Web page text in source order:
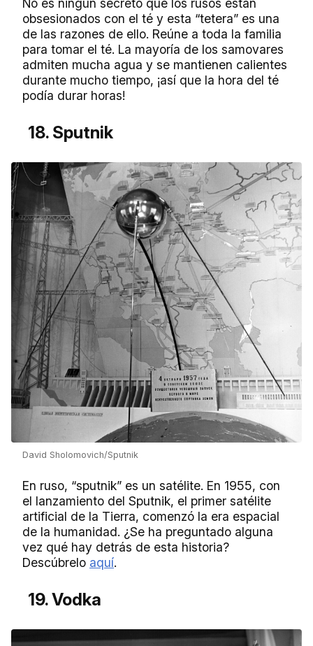
obsesionados con el té y esta “tetera” es una
de las razones de ello. Reúne a toda la familia
para tomar el té. La mayoría de los samovares
admiten mucha agua y se mantienen calientes
durante mucho tiempo, ¡así que la hora del té
podía durar horas!
18. Sputnik
David Sholomovich/Sputnik
En ruso, “sputnik” es un satélite. En 1955, con
el lanzamiento del Sputnik, el primer satélite
artificial de la Tierra, comenzó la era espacial
de la humanidad. ¿Se ha preguntado alguna
vez qué hay detrás de esta historia?
Descúbrelo aquí.
19. Vodka